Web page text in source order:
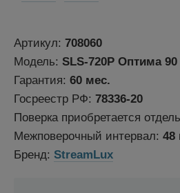
Артикул: 708060
Модель: SLS-720P Оптима 90
Гарантия: 60 мес.
Госреестр РФ: 78336-20
Поверка приобретается
Межповерочный интервал: 48
Бренд: StreamLux